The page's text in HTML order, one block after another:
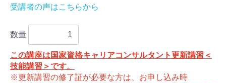
受講者の声はこちらから
数量
この講座は国家資格キャリアコンサルタント更新講習＜
技能講習＞です。
※更新講習の修了証が必要な方は、お申し込み時